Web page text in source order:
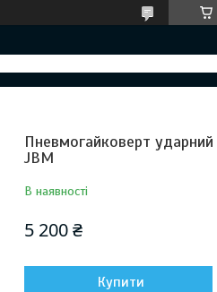
Пневмогайковерт
JBM
В наявності
5 200 ₴
Купити